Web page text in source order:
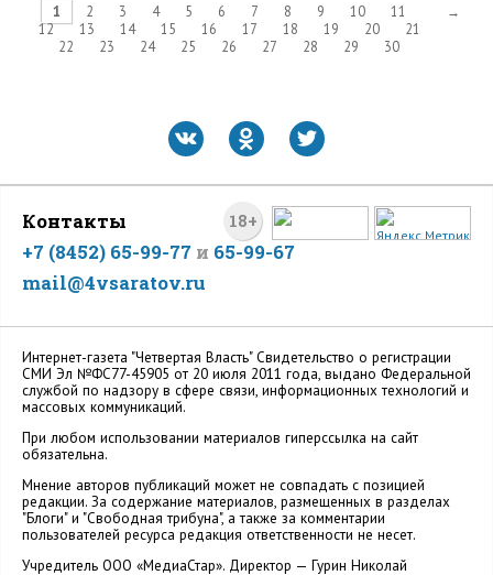
1 2 3 4 5 6 7 8 9 10
11
12
13 14 15 16 17 18 19 20
21
22
23 24 25 26 27 28 29 30
→
18+
Контакты
+7 (8452) 65-99-77 и 65-99-67
mail@4vsaratov.ru
Интернет-газета "Четвертая Власть" Cвидетельство о регистрации
СМИ Эл №ФС77-45905 от 20 июля 2011 года, выдано Федеральной
службой по надзору в сфере связи, информационных технологий и
массовых коммуникаций.
При любом использовании материалов гиперссылка на сайт
обязательна.
Мнение авторов публикаций может не совпадать с позицией
редакции. За содержание материалов, размещенных в разделах
"Блоги" и "Свободная трибуна", а также за комментарии
пользователей ресурса редакция ответственности не несет.
Учредитель ООО «МедиаСтар». Директор — Гурин Николай